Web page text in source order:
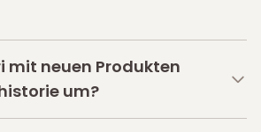
mit neuen Produkten
um?